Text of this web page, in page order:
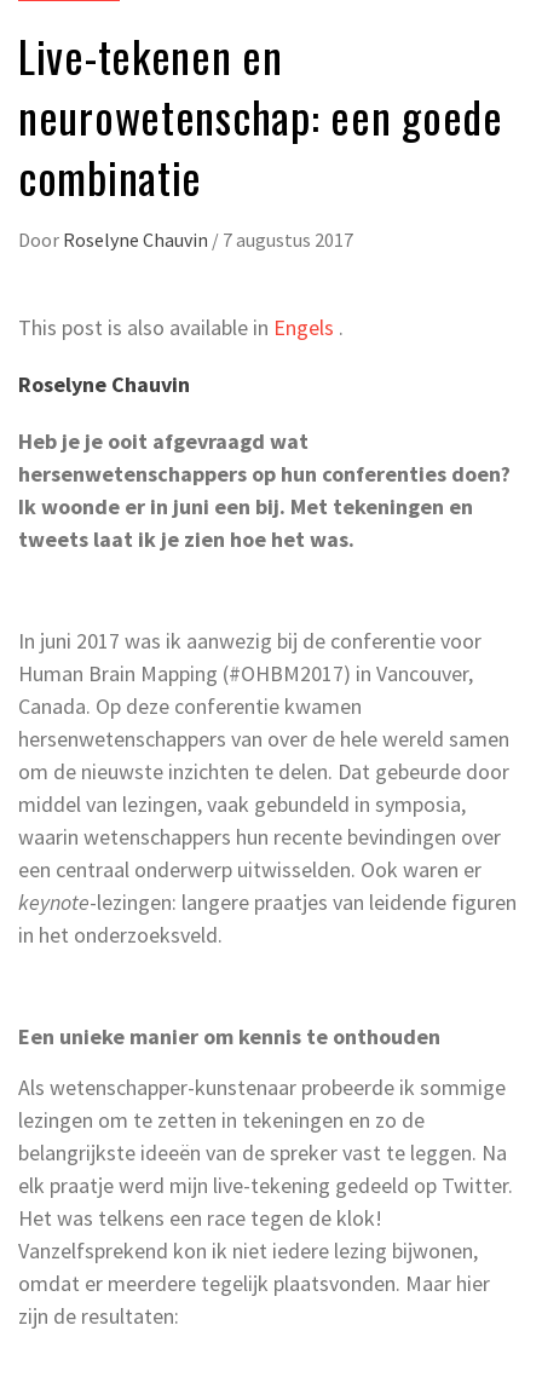
Live-tekenen en
neurowetenschap: een goede
combinatie
Door Roselyne Chauvin / 7 augustus 2017
This post is also available in Engels .
Roselyne Chauvin
Heb je je ooit afgevraagd wat
hersenwetenschappers op hun conferenties doen?
Ik woonde er in juni een bij. Met tekeningen en
tweets laat ik je zien hoe het was.
In juni 2017 was ik aanwezig bij de conferentie voor
Human Brain Mapping (#OHBM2017) in Vancouver,
Canada. Op deze conferentie kwamen
hersenwetenschappers van over de hele wereld samen
om de nieuwste inzichten te delen. Dat gebeurde door
middel van lezingen, vaak gebundeld in symposia,
waarin wetenschappers hun recente bevindingen over
een centraal onderwerp uitwisselden. Ook waren er
keynote-lezingen: langere praatjes van leidende figuren
in het onderzoeksveld.
Een unieke manier om kennis te onthouden
Als wetenschapper-kunstenaar probeerde ik sommige
lezingen om te zetten in tekeningen en zo de
belangrijkste ideeën van de spreker vast te leggen. Na
elk praatje werd mijn live-tekening gedeeld op Twitter.
Het was telkens een race tegen de klok!
Vanzelfsprekend kon ik niet iedere lezing bijwonen,
omdat er meerdere tegelijk plaatsvonden. Maar hier
zijn de resultaten: